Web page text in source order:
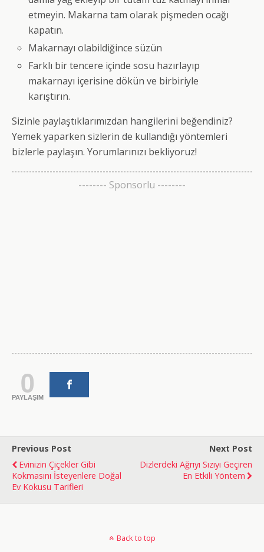
etmeyin. Makarna tam olarak pişmeden ocağı
kapatın.
Makarnayı olabildiğince süzün
Farklı bir tencere içinde sosu hazırlayıp
makarnayı içerisine dökün ve birbiriyle
karıştırın.
Sizinle paylaştıklarımızdan hangilerini beğendiniz?
Yemek yaparken sizlerin de kullandığı yöntemleri
bizlerle paylaşın. Yorumlarınızı bekliyoruz!
-------- Sponsorlu --------
0
PAYLAŞIM
Previous Post
Evinizin Çiçekler Gibi
Kokmasını İsteyenlere Doğal
Ev Kokusu Tarifleri
Next Post
Dizlerdeki Ağrıyı Sızıyı Geçiren
En Etkili Yöntem
Back to top